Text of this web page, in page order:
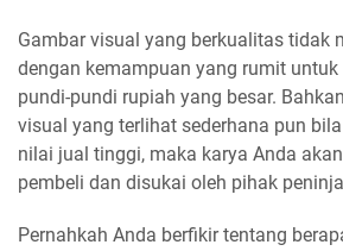
Gambar visual yang berkualitas tidak
dengan kemampuan yang rumit
pundi-pundi rupiah yang besar.
visual yang terlihat sederhana pun
nilai jual tinggi, maka karya Anda
pembeli dan disukai oleh pihak
Pernahkah Anda berfikir tentang